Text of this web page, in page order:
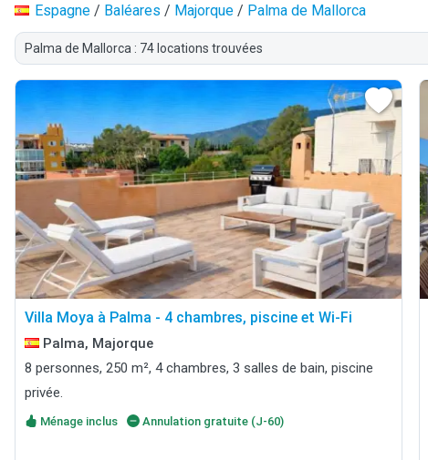
Espagne / Baléares / Majorque / Palma de Mallorca
Palma de Mallorca : 74 locations trouvées
Villa Moya à Palma - 4 chambres, piscine et Wi-Fi
Palma, Majorque
8 personnes, 250 m², 4 chambres, 3 salles de bain, piscine
privée.
Ménage inclus Annulation gratuite (J-60)